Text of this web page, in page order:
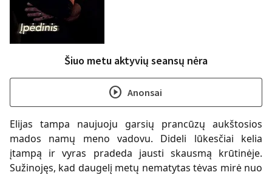
Šiuo metu aktyvių seansų nėra
play_circle Anonsai
Elijas tampa naujuoju garsių prancūzų aukštosios
mados namų meno vadovu. Dideli lūkesčiai kelia
įtampą ir vyras pradeda jausti skausmą krūtinėje.
Sužinojęs, kad daugelį metų nematytas tėvas mirė nuo